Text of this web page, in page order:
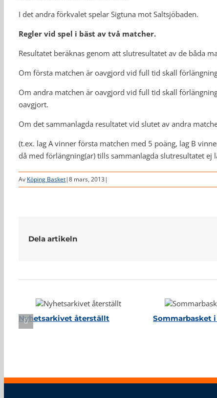
I det andra förkvalet spelar Sigtuna mot Saltsjöbaden.
Regler vid spel i bäst av två matcher.
Resultatet beräknas genom att slutresultatet av de båda
Om första matchen är oavgjord vid full tid skall
Om andra matchen är oavgjord vid full tid skall
oavgjort.
Om det sammanlagda resultatet vid slutet av andra
(t.ex. lag A vinner första matchen med 5 poäng, lag B
då med förlängning(ar) tills sammanlagda slutresultatet ej
Av Köping Basket|8 mars, 2013 |
Dela artikeln
Nyhetsarkivet återställt
Sommarbasket